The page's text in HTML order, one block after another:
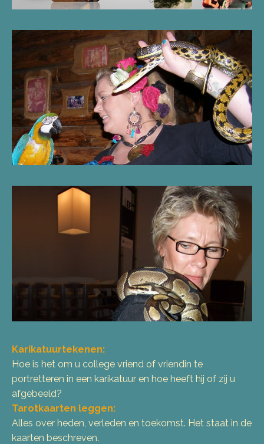
Karikatuurtekenen:
Hoe is het om u college vriend of vriendin te
portretteren in een karikatuur en hoe heeft hij of zij u
afgebeeld?
Tarotkaarten leggen:
Alles over heden, verleden en toekomst. Het staat in de
kaarten beschreven.